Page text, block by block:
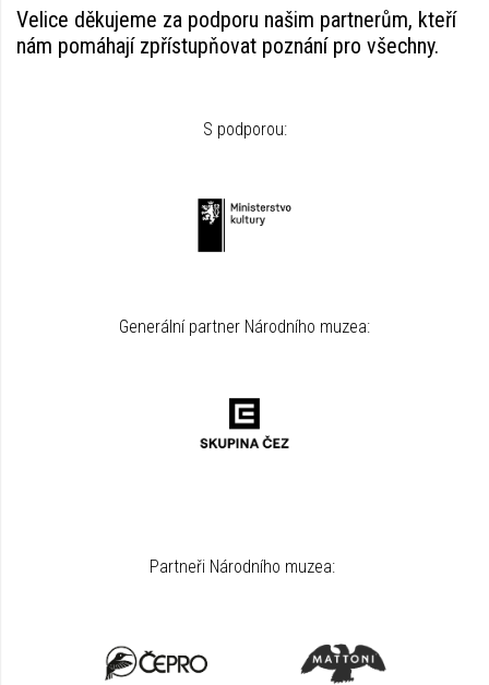
Velice děkujeme za podporu našim partnerům, kteří
nám pomáhají zpřístupňovat poznání pro všechny.
S podporou:
Generální partner Národního muzea:
Partneři Národního muzea: